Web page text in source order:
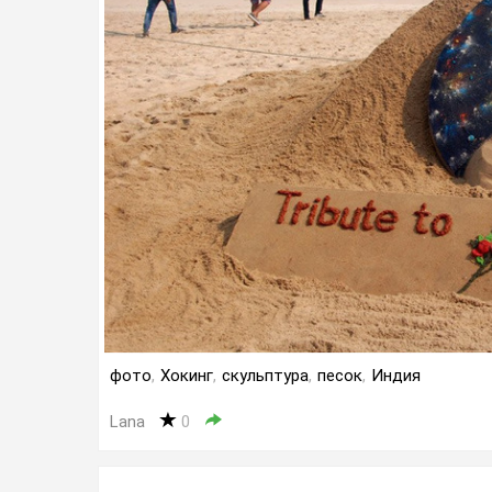
фото, Хокинг, скульптура, песок, Индия
Lana 0